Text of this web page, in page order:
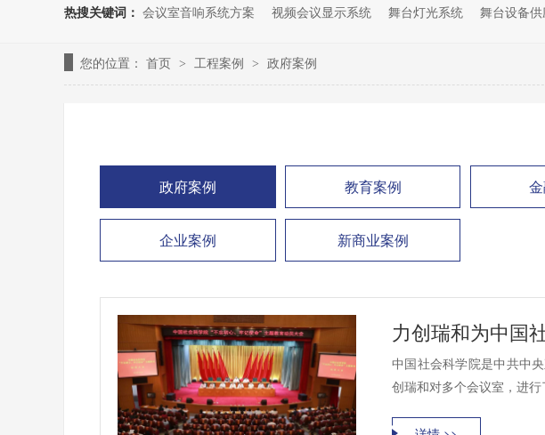
热搜关键词： 会议室音响系统方案 视频会议显示系统 舞台灯光系统 舞台设备
您的位置： 首页 > 工程案例 > 政府案例
政府案例 教育案例
企业案例 新商业案例
力创瑞和为中国
中国社会科学院是中共中
创瑞和对多个会议室，进